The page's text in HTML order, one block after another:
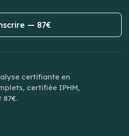
— 87€
certifiante en
certifiée IPHM,
87€.